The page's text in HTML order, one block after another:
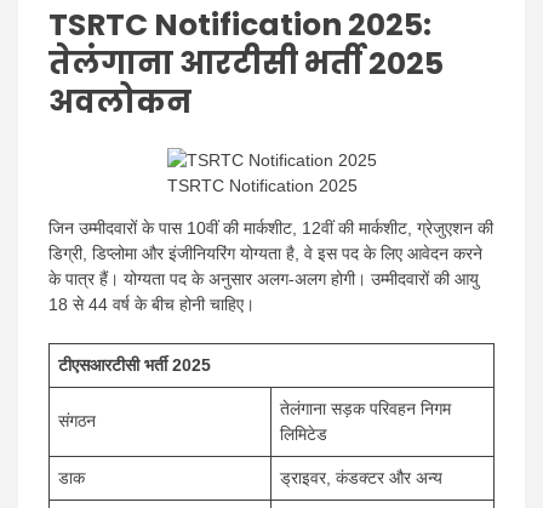
TSRTC Notification 2025:
तेलंगाना आरटीसी भर्ती 2025
अवलोकन
TSRTC Notification 2025
जिन उम्मीदवारों के पास 10वीं की मार्कशीट, 12वीं की मार्कशीट, ग्रेजुएशन की
डिग्री, डिप्लोमा और इंजीनियरिंग योग्यता है, वे इस पद के लिए आवेदन करने
के पात्र हैं। योग्यता पद के अनुसार अलग-अलग होगी। उम्मीदवारों की आयु
18 से 44 वर्ष के बीच होनी चाहिए।
टीएसआरटीसी भर्ती 2025
संगठन
तेलंगाना सड़क परिवहन निगम
लिमिटेड
डाक ड्राइवर, कंडक्टर और अन्य